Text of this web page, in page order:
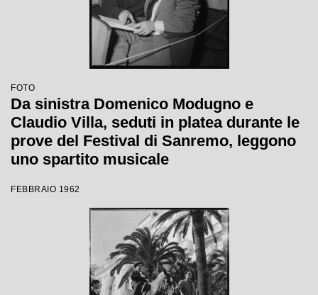
FOTO
Da sinistra Domenico Modugno e
Claudio Villa, seduti in platea durante le
prove del Festival di Sanremo, leggono
uno spartito musicale
FEBBRAIO 1962